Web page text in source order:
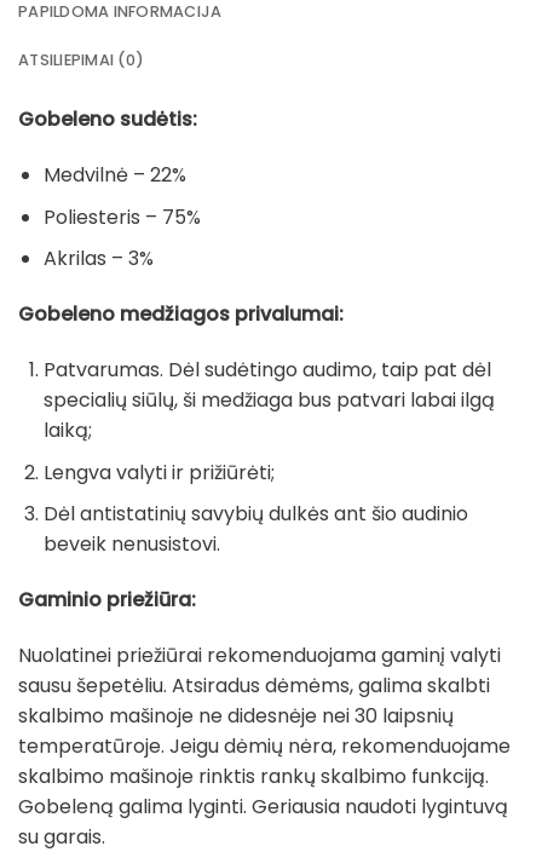
PAPILDOMA INFORMACIJA
ATSILIEPIMAI (0)
Gobeleno sudėtis:
Medvilnė – 22%
Poliesteris – 75%
Akrilas – 3%
Gobeleno medžiagos privalumai:
Patvarumas. Dėl sudėtingo audimo, taip pat dėl
specialių siūlų, ši medžiaga bus patvari labai ilgą
laiką;
Lengva valyti ir prižiūrėti;
Dėl antistatinių savybių dulkės ant šio audinio
beveik nenusistovi.
Gaminio priežiūra:
Nuolatinei priežiūrai rekomenduojama gaminį valyti
sausu šepetėliu. Atsiradus dėmėms, galima skalbti
skalbimo mašinoje ne didesnėje nei 30 laipsnių
temperatūroje. Jeigu dėmių nėra, rekomenduojame
skalbimo mašinoje rinktis rankų skalbimo funkciją.
Gobeleną galima lyginti. Geriausia naudoti lygintuvą
su garais.